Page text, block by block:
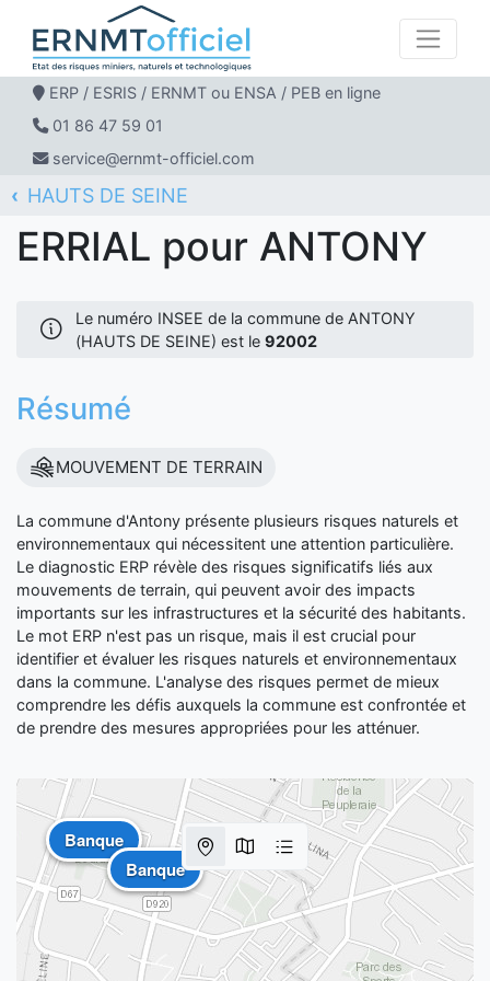
ERP / ESRIS / ERNMT ou ENSA / PEB en ligne
01 86 47 59 01
service@ernmt-officiel.com
ERNMT Officiel
ERRIAL
HAUTS DE SEINE
ANTONY
ERRIAL pour ANTONY
Le numéro INSEE de la commune de ANTONY
(HAUTS DE SEINE) est le 92002
Résumé
MOUVEMENT DE TERRAIN
La commune d'Antony présente plusieurs risques naturels et
environnementaux qui nécessitent une attention particulière.
Le diagnostic ERP révèle des risques significatifs liés aux
mouvements de terrain, qui peuvent avoir des impacts
importants sur les infrastructures et la sécurité des habitants.
Le mot ERP n'est pas un risque, mais il est crucial pour
identifier et évaluer les risques naturels et environnementaux
dans la commune. L'analyse des risques permet de mieux
comprendre les défis auxquels la commune est confrontée et
de prendre des mesures appropriées pour les atténuer.
Banque
Banque